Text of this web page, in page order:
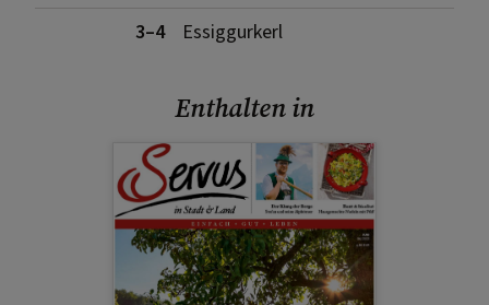
3–4
Essiggurkerl
Enthalten in